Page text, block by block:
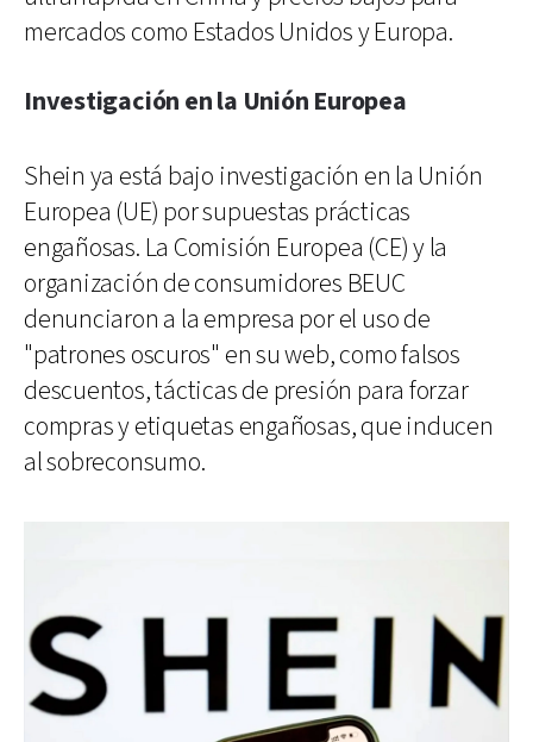
mercados como Estados Unidos y Europa.
Investigación en la Unión Europea
Shein ya está bajo investigación en la Unión
Europea (UE) por supuestas prácticas
engañosas. La Comisión Europea (CE) y la
organización de consumidores BEUC
denunciaron a la empresa por el uso de
"patrones oscuros" en su web, como falsos
descuentos, tácticas de presión para forzar
compras y etiquetas engañosas, que inducen
al sobreconsumo.